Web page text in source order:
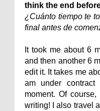
think the end
¿Cuánto tiempo te
final antes de
It took me about 6
and then another 6
edit it. It takes me
am under
moment. Of
writing! I also travel